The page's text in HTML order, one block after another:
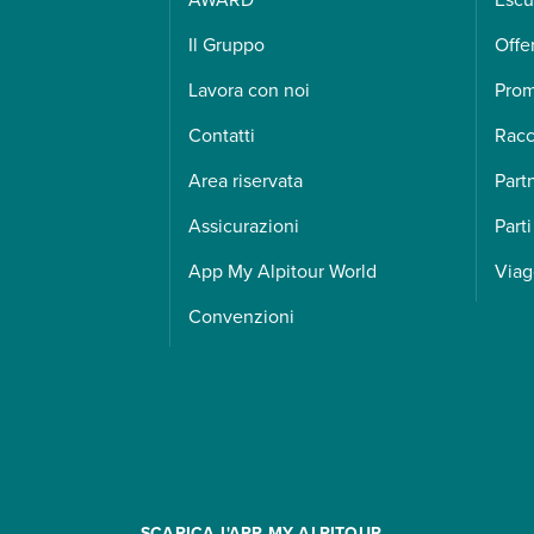
Il Gruppo
Lavora con noi
Contatti
Area riservata
Assicurazioni
App My Alpitour World
Convenzioni